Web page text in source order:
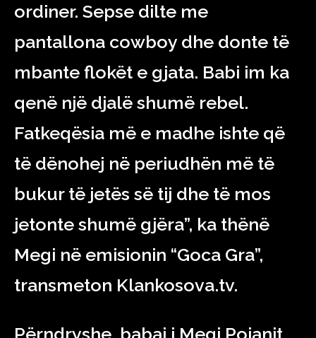
ordiner. Sepse dilte me
pantallona cowboy dhe donte të
mbante flokët e gjata. Babi im ka
qenë një djalë shumë rebel.
Fatkeqësia më e madhe ishte që
të dënohej në periudhën më të
bukur të jetës së tij dhe të mos
jetonte shumë gjëra”, ka thënë
Megi në emisionin “Goca Gra”,
transmeton Klankosova.tv.
Përndryshe, babai i Megi Pojanit